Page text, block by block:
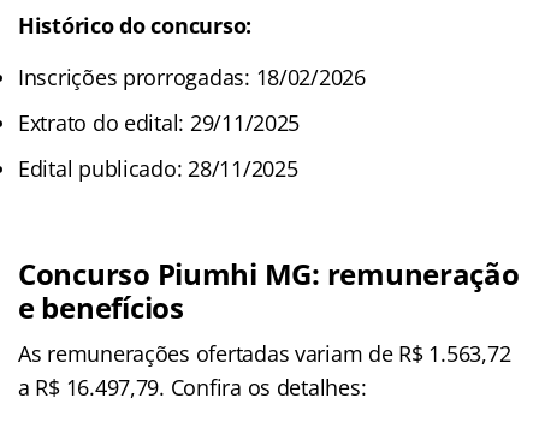
Histórico do concurso:
Inscrições prorrogadas: 18/02/2026
Extrato do edital: 29/11/2025
Edital publicado: 28/11/2025
Concurso Piumhi MG: remuneração
e benefícios
As remunerações ofertadas variam de R$ 1.563,72
a R$ 16.497,79. Confira os detalhes: